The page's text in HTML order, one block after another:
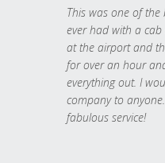
This was one of the
ever had with a
at the airport and
for over an hour
everything out. I
company to
fabulous service!